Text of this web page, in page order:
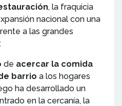
, la fraquicia
nacional con una
a las grandes
de acercar la comida
barrio a los hogares
ha desarrollado un
en la cercanía, la